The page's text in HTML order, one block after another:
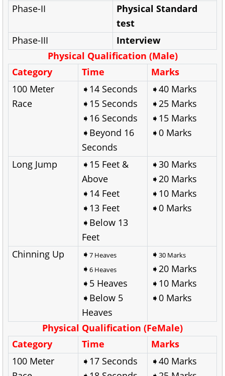
Phase-II
Physical Standard
test
Phase-III
Interview
Physical Qualification (Male)
Category
Time
Marks
100 Meter
Race
➧14 Seconds
➧15 Seconds
➧16 Seconds
➧Beyond 16
Seconds
➧40 Marks
➧25 Marks
➧15 Marks
➧0 Marks
Long Jump
➧15 Feet &
Above
➧14 Feet
➧13 Feet
➧Below 13
Feet
➧30 Marks
➧20 Marks
➧10 Marks
➧0 Marks
Chinning Up ➧ 7 Heaves
➧ 6 Heaves
➧5 Heaves
➧Below 5
Heaves
➧ 30 Marks
➧20 Marks
➧10 Marks
➧0 Marks
Physical Qualification (FeMale)
Category
Time
Marks
100 Meter
➧17 Seconds
➧40 Marks